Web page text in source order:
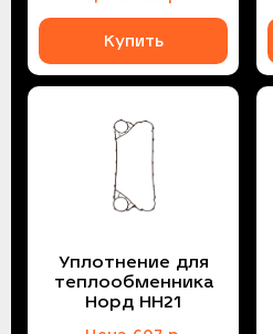
Купить
Уплотнение для
теплообменника
Норд НН21